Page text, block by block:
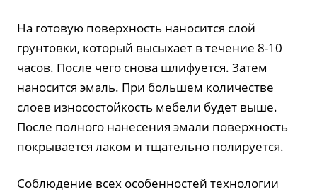
На готовую поверхность наносится слой
грунтовки, который высыхает в течение 8-10
часов. После чего снова шлифуется. Затем
наносится эмаль. При большем количестве
слоев износостойкость мебели будет выше.
После полного нанесения эмали поверхность
покрывается лаком и тщательно полируется.
Соблюдение всех особенностей технологии